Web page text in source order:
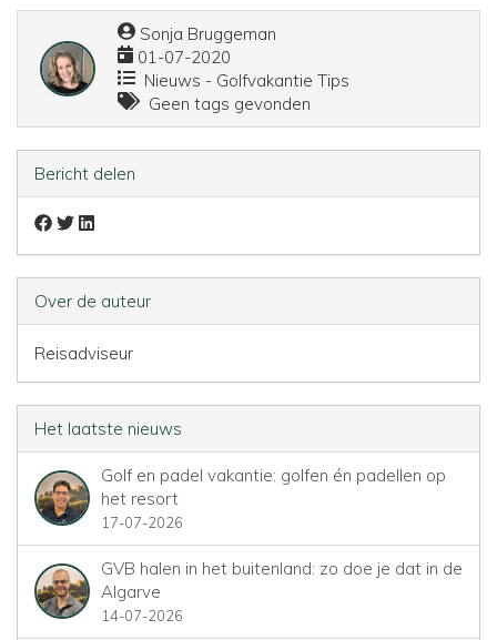
Sonja Bruggeman
01-07-2020
Nieuws - Golfvakantie Tips
Geen tags gevonden
Bericht delen
Over de auteur
Reisadviseur
Het laatste nieuws
Golf en padel vakantie: golfen én padellen op
het resort
17-07-2026
GVB halen in het buitenland: zo doe je dat in de
Algarve
14-07-2026